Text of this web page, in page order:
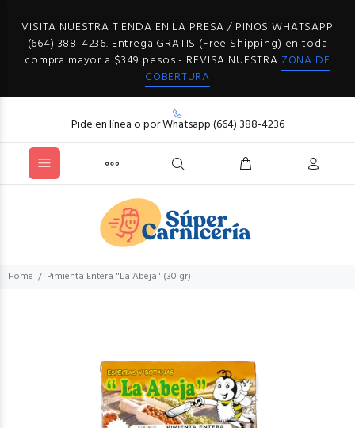
VISITA NUESTRA TIENDA EN LA PRESA / PINOS WHATSAPP
(664) 388-4236. Entrega GRATIS (Free Shipping) en toda
compra mayor a $349 pesos - REVISA NUESTRA ZONA DE
COBERTURA
Pide en línea o por Whatsapp (664) 388-4236
Home Pimienta Entera "La Abeja" (30 gr)